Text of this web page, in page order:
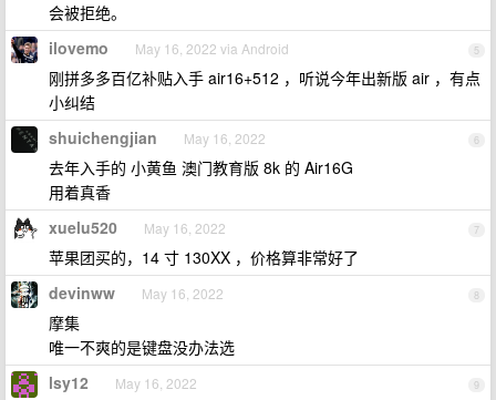
会被拒绝。
5
ilovemo May 16, 2022 via Android
刚拼多多百亿补贴入手 air16+512 ，听说今年出新版 air ，有点
小纠结
6
shuichengjian May 16, 2022
去年入手的 小黄鱼 澳门教育版 8k 的 Air16G
用着真香
7
xuelu520 May 16, 2022
苹果团买的，14 寸 130XX ，价格算非常好了
8
devinww May 16, 2022
摩集
唯一不爽的是键盘没办法选
9
lsy12 May 16, 2022